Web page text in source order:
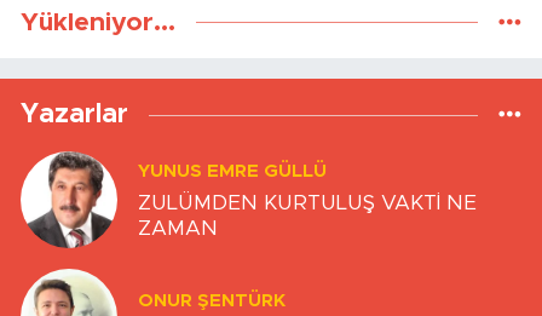
Yükleniyor...
Yazarlar
YUNUS EMRE GÜLLÜ
ZULÜMDEN KURTULUŞ VAKTİ NE
ZAMAN
ONUR ŞENTÜRK